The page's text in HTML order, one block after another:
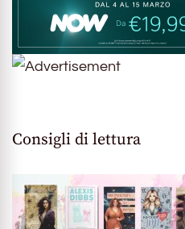
Consigli di lettura